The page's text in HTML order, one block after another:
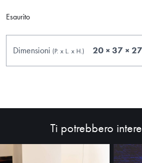
ABOUT
Esaurito
Dimensioni (P. x L. x H.) 20 × 37 ×
Ti potrebbero